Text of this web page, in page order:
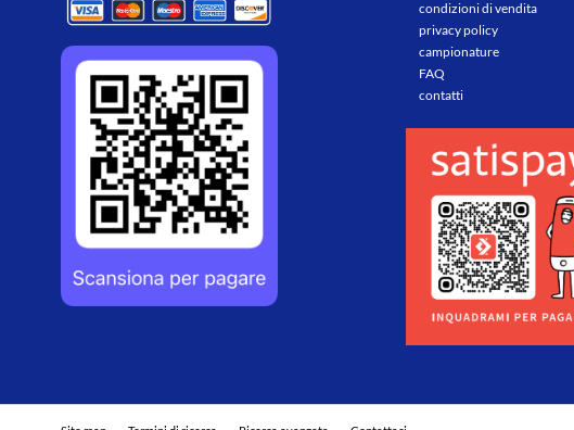
condizioni di vendita
privacy policy
campionature
FAQ
contatti